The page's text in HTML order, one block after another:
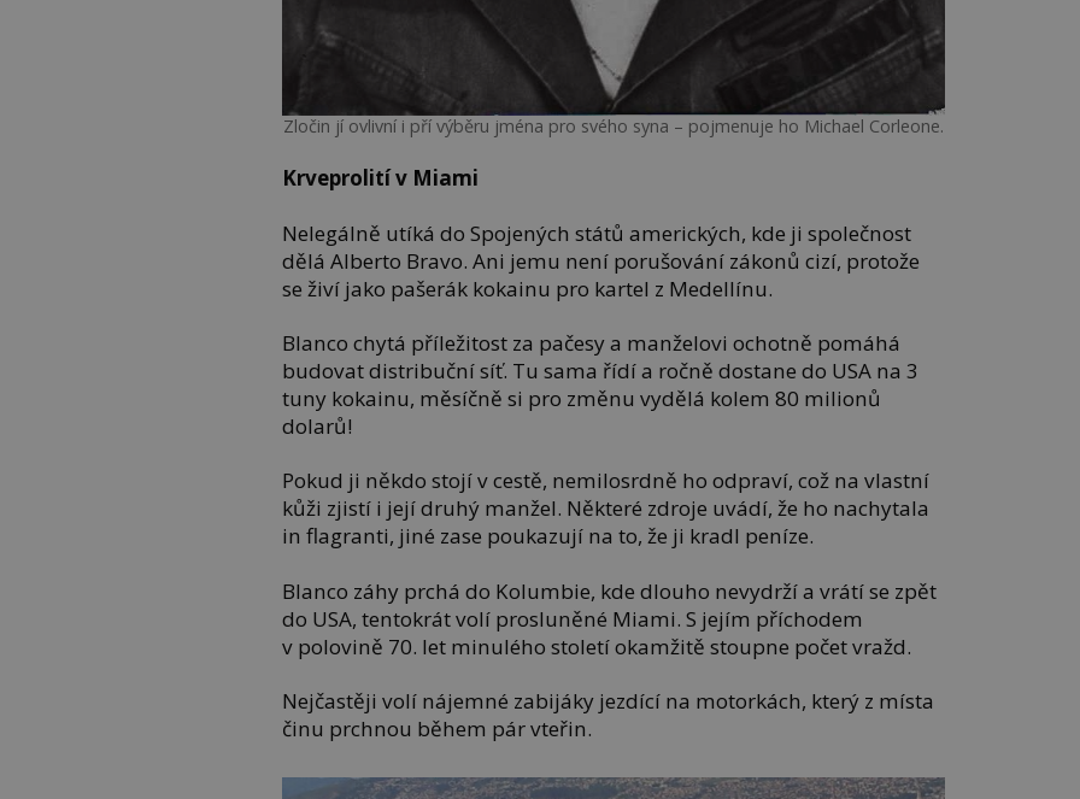
Zločin jí ovlivní i pří výběru jména pro svého syna – pojmenuje ho Michael Corleone.
Krveprolití v Miami
Nelegálně utíká do Spojených států amerických, kde ji společnost
dělá Alberto Bravo. Ani jemu není porušování zákonů cizí, protože
se živí jako pašerák kokainu pro kartel z Medellínu.
Blanco chytá příležitost za pačesy a manželovi ochotně pomáhá
budovat distribuční síť. Tu sama řídí a ročně dostane do USA na 3
tuny kokainu, měsíčně si pro změnu vydělá kolem 80 milionů
dolarů!
Pokud ji někdo stojí v cestě, nemilosrdně ho odpraví, což na vlastní
kůži zjistí i její druhý manžel. Některé zdroje uvádí, že ho nachytala
in flagranti, jiné zase poukazují na to, že ji kradl peníze.
Blanco záhy prchá do Kolumbie, kde dlouho nevydrží a vrátí se zpět
do USA, tentokrát volí prosluněné Miami. S jejím příchodem
v polovině 70. let minulého století okamžitě stoupne počet vražd.
Nejčastěji volí nájemné zabijáky jezdící na motorkách, který z místa
činu prchnou během pár vteřin.